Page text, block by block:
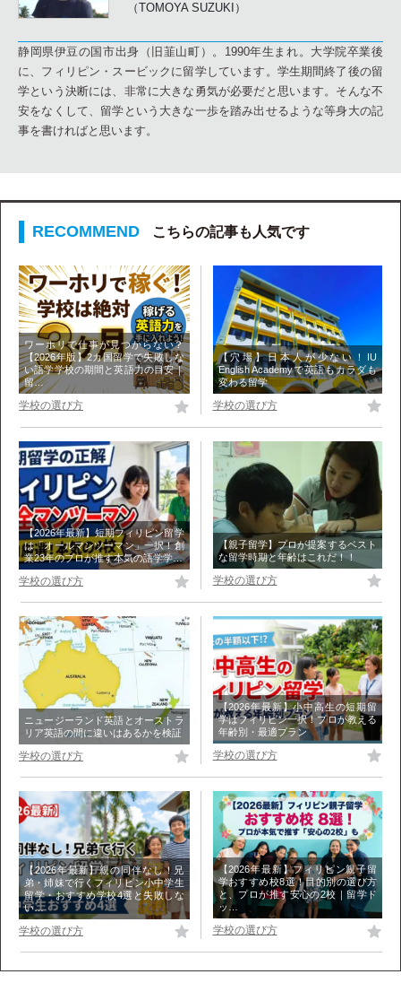
（TOMOYA SUZUKI）
静岡県伊豆の国市出身（旧韮山町）。1990年生まれ。大学院卒業後
に、フィリピン・スービックに留学しています。学生期間終了後の留
学という決断には、非常に大きな勇気が必要だと思います。そんな不
安をなくして、留学という大きな一歩を踏み出せるような等身大の記
事を書ければと思います。
こちらの記事も人気です
ワーホリで仕事が見つからない？
【2026年版】2カ国留学で失敗しな
い語学学校の期間と英語力の目安｜
留…
学校の選び方
【穴場】日本人が少ない！IU
English Academyで英語もカラダも
変わる留学
学校の選び方
【2026年最新】短期フィリピン留学
は「オールマンツーマン」一択！創
業23年のプロが推す本気の語学学…
学校の選び方
【親子留学】プロが提案するベスト
な留学時期と年齢はこれだ！！
学校の選び方
ニュージーランド英語とオーストラ
リア英語の間に違いはあるかを検証
学校の選び方
【2026年最新】小中高生の短期留
学はフィリピン一択！プロが教える
年齢別・最適プラン
学校の選び方
【2026年最新】親の同伴なし！兄
弟・姉妹で行くフィリピン小中学生
留学・おすすめ学校4選と失敗しな
い…
学校の選び方
【2026年最新】フィリピン親子留
学おすすめ校8選！目的別の選び方
と、プロが推す安心の2校｜留学ド
ッ…
学校の選び方